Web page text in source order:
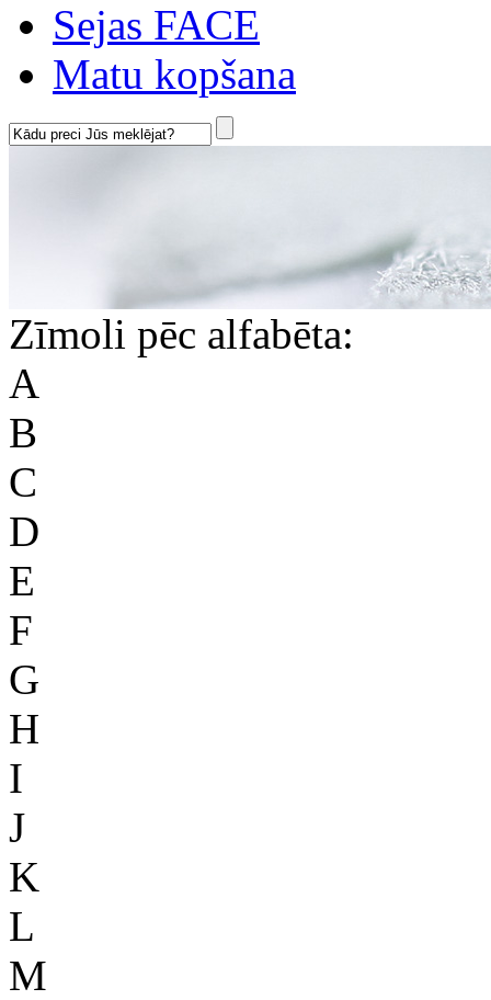
Sejas FACE
Matu kopšana
Zīmoli pēc alfabēta:
A
B
C
D
E
F
G
H
I
J
K
L
M